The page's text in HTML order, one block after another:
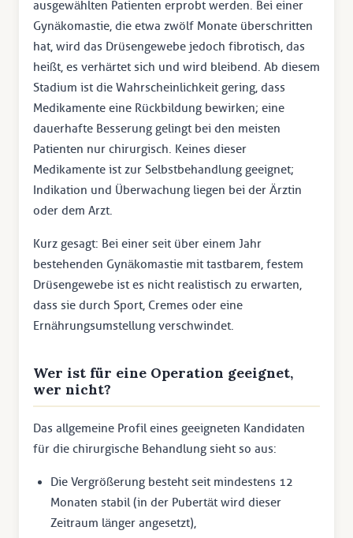
ausgewählten Patienten erprobt werden. Bei einer
Gynäkomastie, die etwa zwölf Monate überschritten
hat, wird das Drüsengewebe jedoch fibrotisch, das
heißt, es verhärtet sich und wird bleibend. Ab diesem
Stadium ist die Wahrscheinlichkeit gering, dass
Medikamente eine Rückbildung bewirken; eine
dauerhafte Besserung gelingt bei den meisten
Patienten nur chirurgisch. Keines dieser
Medikamente ist zur Selbstbehandlung geeignet;
Indikation und Überwachung liegen bei der Ärztin
oder dem Arzt.
Kurz gesagt: Bei einer seit über einem Jahr
bestehenden Gynäkomastie mit tastbarem, festem
Drüsengewebe ist es nicht realistisch zu erwarten,
dass sie durch Sport, Cremes oder eine
Ernährungsumstellung verschwindet.
Wer ist für eine Operation geeignet,
wer nicht?
Das allgemeine Profil eines geeigneten Kandidaten
für die chirurgische Behandlung sieht so aus:
Die Vergrößerung besteht seit mindestens 12
Monaten stabil (in der Pubertät wird dieser
Zeitraum länger angesetzt),